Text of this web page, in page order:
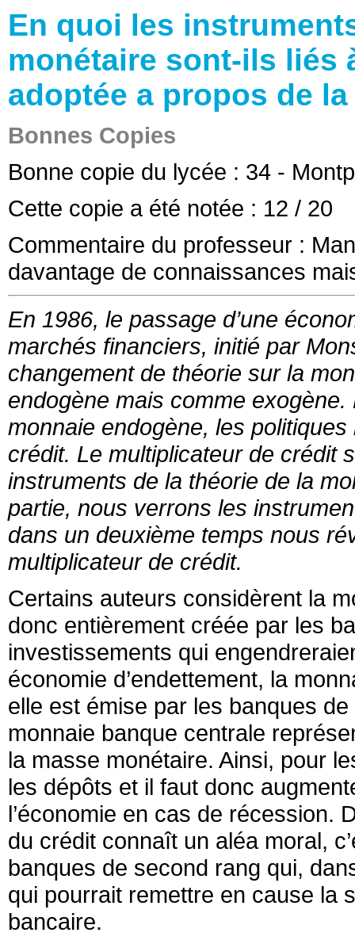
En quoi les
monétaire sont-ils liés
adoptée a propos de
Bonnes Copies
Bonne copie du lycée : 34 -
Cette copie a été notée : 12 / 20
Commentaire du professeur :
davantage de connaissances
En 1986, le passage d’une
marchés financiers, initié par
changement de théorie sur la
endogène mais comme
monnaie endogène, les
crédit. Le multiplicateur de crédit
instruments de la théorie de la
partie, nous verrons les
dans un deuxième temps nous
multiplicateur de crédit.
Certains auteurs considèrent la
donc entièrement créée par les
investissements qui
économie d’endettement, la
elle est émise par les banques
monnaie banque centrale
la masse monétaire. Ainsi, pour
les dépôts et il faut donc
l’économie en cas de récession.
du crédit connaît un aléa moral,
banques de second rang qui,
qui pourrait remettre en cause la
bancaire.